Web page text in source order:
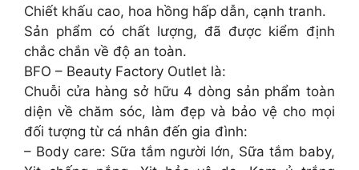
Chiết khấu cao, hoa hồng hấp dẫn, cạnh tranh.
Sản phẩm có chất lượng, đã được kiểm định
chắc chắn về độ an toàn.
BFO – Beauty Factory Outlet là:
Chuỗi cửa hàng sở hữu 4 dòng sản phẩm toàn
diện về chăm sóc, làm đẹp và bảo vệ cho mọi
đối tượng từ cá nhân đến gia đình:
– Body care: Sữa tắm người lớn, Sữa tắm baby,